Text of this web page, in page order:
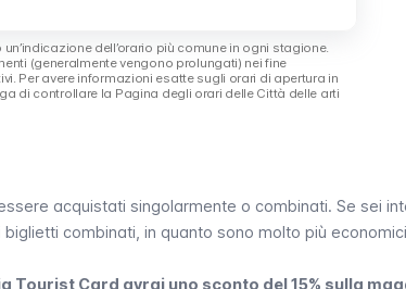
dell’orario più comune in ogni stagione.
(generalmente vengono prolungati) nei fine
Per avere informazioni esatte sugli orari di apertura in
di controllare la Pagina degli orari delle Città delle arti
acquistati singolarmente o combinati. Se sei
combinati, in quanto sono molto più
Tourist Card avrai uno sconto del 15% sulla